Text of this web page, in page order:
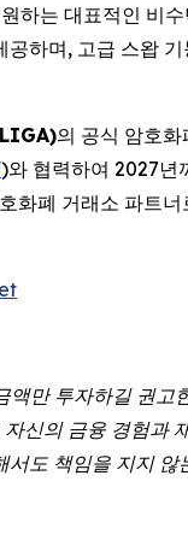
하는 대표적인 비
하며, 고급 스왑
의 공식 암호
)와 협력하여 2027년
화폐 거래소 파트
액만 투자하길 권고
자신의 금융 경험과
서도 책임을 지지 않